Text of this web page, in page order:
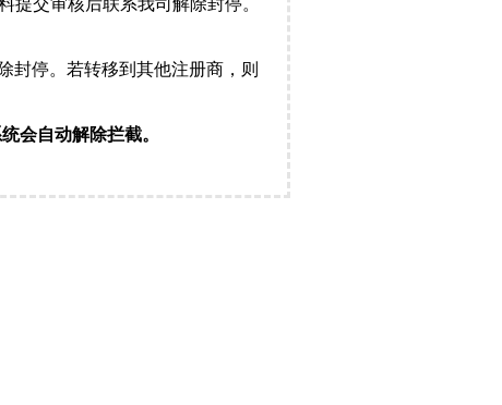
提交审核后联系我司解除封停。
封停。若转移到其他注册商，则
会自动解除拦截。